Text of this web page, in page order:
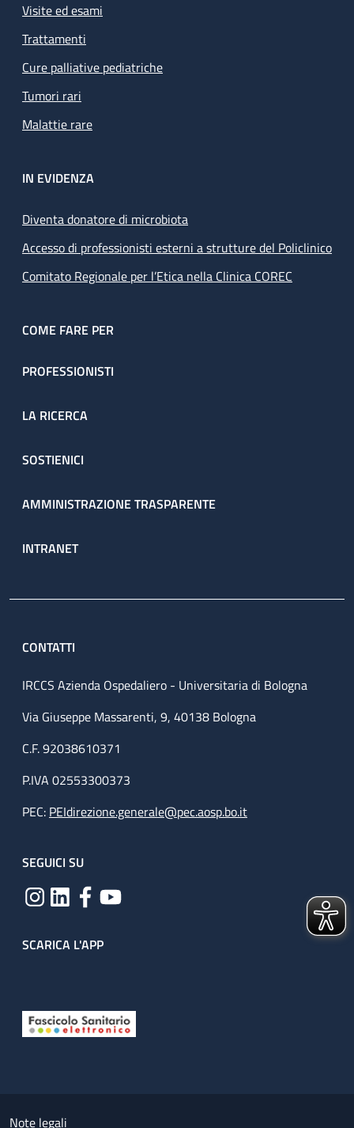
Visite ed esami
Trattamenti
Cure palliative pediatriche
Tumori rari
Malattie rare
IN EVIDENZA
Diventa donatore di microbiota
Accesso di professionisti esterni a strutture del Policlinico
Comitato Regionale per l’Etica nella Clinica COREC
COME FARE PER
PROFESSIONISTI
LA RICERCA
SOSTIENICI
AMMINISTRAZIONE TRASPARENTE
INTRANET
CONTATTI
IRCCS Azienda Ospedaliero - Universitaria di Bologna
Via Giuseppe Massarenti, 9, 40138 Bologna
C.F. 92038610371
P.IVA 02553300373
PEC: PEIdirezione.generale@pec.aosp.bo.it
SEGUICI SU
SCARICA L'APP
Small prints
Note legali